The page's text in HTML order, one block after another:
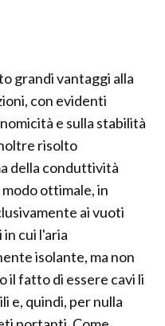
grandi vantaggi alla
con evidenti
e sulla stabilità
risolto
della conduttività
ottimale, in
ai vuoti
cui l'aria
isolante, ma non
il fatto di essere cavi li
e, quindi, per nulla